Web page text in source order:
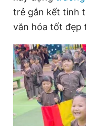
trẻ gắn kết tinh
văn hóa tốt đẹp